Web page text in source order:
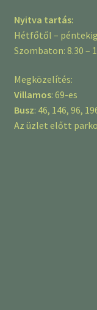
Nyitva tartás:
Hétfőtől –
Szombaton: 8.30 –
Megközelítés:
Villamos: 69-es
Busz: 46, 146, 96,
Az üzlet előtt